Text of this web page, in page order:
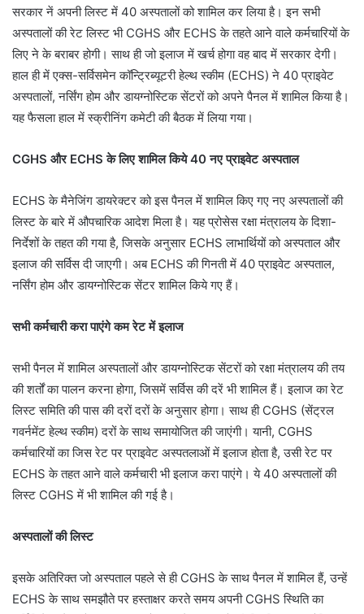
सरकार नें अपनी लिस्ट में 40 अस्पतालों को शामिल कर लिया है। इन सभी
अस्पतालों की रेट लिस्ट भी CGHS और ECHS के तहते आने वाले कर्मचारियों के
लिए ने के बराबर होगी। साथ ही जो इलाज में खर्च होगा वह बाद में सरकार देगी।
हाल ही में एक्स-सर्विसमेन कॉन्ट्रिब्यूटरी हेल्थ स्कीम (ECHS) ने 40 प्राइवेट
अस्पतालों, नर्सिंग होम और डायग्नोस्टिक सेंटरों को अपने पैनल में शामिल किया है।
यह फैसला हाल में स्क्रीनिंग कमेटी की बैठक में लिया गया।
CGHS और ECHS के लिए शामिल किये 40 नए प्राइवेट अस्पताल
ECHS के मैनेजिंग डायरेक्टर को इस पैनल में शामिल किए गए नए अस्पतालों की
लिस्ट के बारे में औपचारिक आदेश मिला है। यह प्रोसेस रक्षा मंत्रालय के दिशा-
निर्देशों के तहत की गया है, जिसके अनुसार ECHS लाभार्थियों को अस्पताल और
इलाज की सर्विस दी जाएगी। अब ECHS की गिनती में 40 प्राइवेट अस्पताल,
नर्सिंग होम और डायग्नोस्टिक सेंटर शामिल किये गए हैं।
सभी कर्मचारी करा पाएंगे कम रेट में इलाज
सभी पैनल में शामिल अस्पतालों और डायग्नोस्टिक सेंटरों को रक्षा मंत्रालय की तय
की शर्तों का पालन करना होगा, जिसमें सर्विस की दरें भी शामिल हैं। इलाज का रेट
लिस्ट समिति की पास की दरों दरों के अनुसार होगा। साथ ही CGHS (सेंट्रल
गवर्नमेंट हेल्थ स्कीम) दरों के साथ समायोजित की जाएंगी। यानी, CGHS
कर्मचारियों का जिस रेट पर प्राइवेट अस्पतलाओं में इलाज होता है, उसी रेट पर
ECHS के तहत आने वाले कर्मचारी भी इलाज करा पाएंगे। ये 40 अस्पतालों की
लिस्ट CGHS में भी शामिल की गई है।
अस्पतालों की लिस्ट
इसके अतिरिक्त जो अस्पताल पहले से ही CGHS के साथ पैनल में शामिल हैं, उन्हें
ECHS के साथ समझौते पर हस्ताक्षर करते समय अपनी CGHS स्थिति का